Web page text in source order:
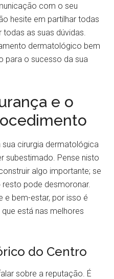
com o seu
hesite em partilhar todas
as suas dúvidas.
dermatológico bem
para o sucesso da sua
e o
cirurgia dermatológica
subestimado. Pense nisto
algo importante; se
pode desmoronar.
e bem-estar, por isso é
está nas melhores
do Centro
sobre a reputação. É